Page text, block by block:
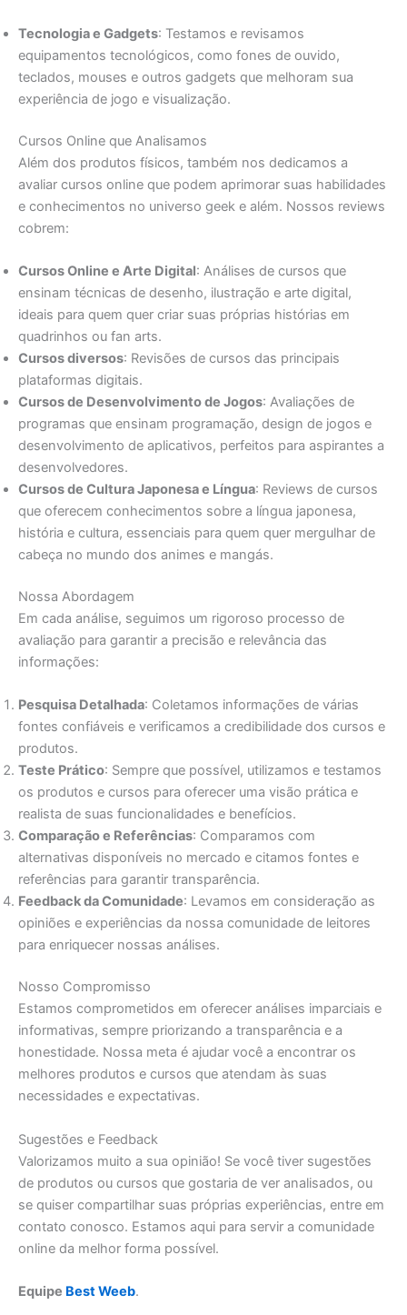
Tecnologia e Gadgets: Testamos e revisamos
equipamentos tecnológicos, como fones de ouvido,
teclados, mouses e outros gadgets que melhoram sua
experiência de jogo e visualização.
Cursos Online que Analisamos
Além dos produtos físicos, também nos dedicamos a
avaliar cursos online que podem aprimorar suas habilidades
e conhecimentos no universo geek e além. Nossos reviews
cobrem:
Cursos Online e Arte Digital: Análises de cursos que
ensinam técnicas de desenho, ilustração e arte digital,
ideais para quem quer criar suas próprias histórias em
quadrinhos ou fan arts.
Cursos diversos: Revisões de cursos das principais
plataformas digitais.
Cursos de Desenvolvimento de Jogos: Avaliações de
programas que ensinam programação, design de jogos e
desenvolvimento de aplicativos, perfeitos para aspirantes a
desenvolvedores.
Cursos de Cultura Japonesa e Língua: Reviews de cursos
que oferecem conhecimentos sobre a língua japonesa,
história e cultura, essenciais para quem quer mergulhar de
cabeça no mundo dos animes e mangás.
Nossa Abordagem
Em cada análise, seguimos um rigoroso processo de
avaliação para garantir a precisão e relevância das
informações:
Pesquisa Detalhada: Coletamos informações de várias
fontes confiáveis e verificamos a credibilidade dos cursos e
produtos.
Teste Prático: Sempre que possível, utilizamos e testamos
os produtos e cursos para oferecer uma visão prática e
realista de suas funcionalidades e benefícios.
Comparação e Referências: Comparamos com
alternativas disponíveis no mercado e citamos fontes e
referências para garantir transparência.
Feedback da Comunidade: Levamos em consideração as
opiniões e experiências da nossa comunidade de leitores
para enriquecer nossas análises.
Nosso Compromisso
Estamos comprometidos em oferecer análises imparciais e
informativas, sempre priorizando a transparência e a
honestidade. Nossa meta é ajudar você a encontrar os
melhores produtos e cursos que atendam às suas
necessidades e expectativas.
Sugestões e Feedback
Valorizamos muito a sua opinião! Se você tiver sugestões
de produtos ou cursos que gostaria de ver analisados, ou
se quiser compartilhar suas próprias experiências, entre em
contato conosco. Estamos aqui para servir a comunidade
online da melhor forma possível.
Equipe Best Weeb.